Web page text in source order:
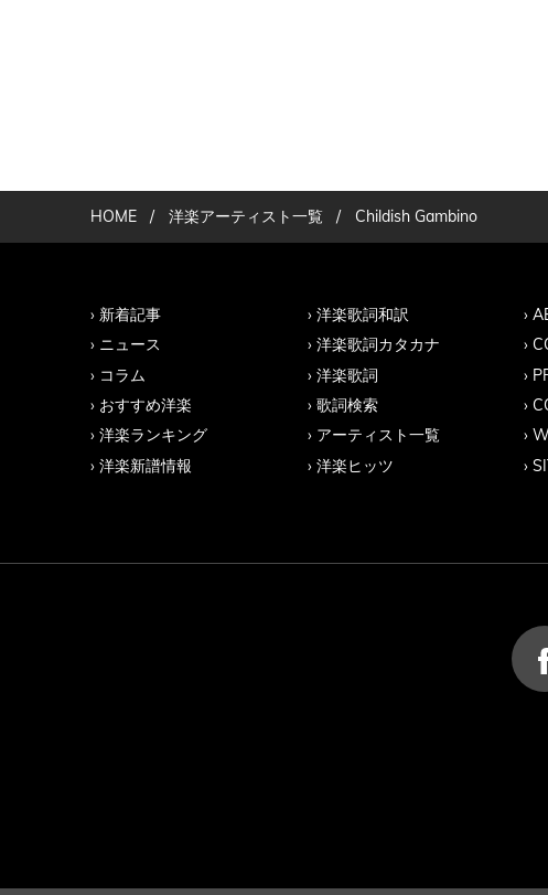
HOME / 洋楽アーティスト一覧 / Childish Gambino
新着記事
ニュース
コラム
おすすめ洋楽
洋楽ランキング
洋楽新譜情報
洋楽歌詞和訳
洋楽歌詞カタカナ
洋楽歌詞
歌詞検索
アーティスト一覧
洋楽ヒッツ